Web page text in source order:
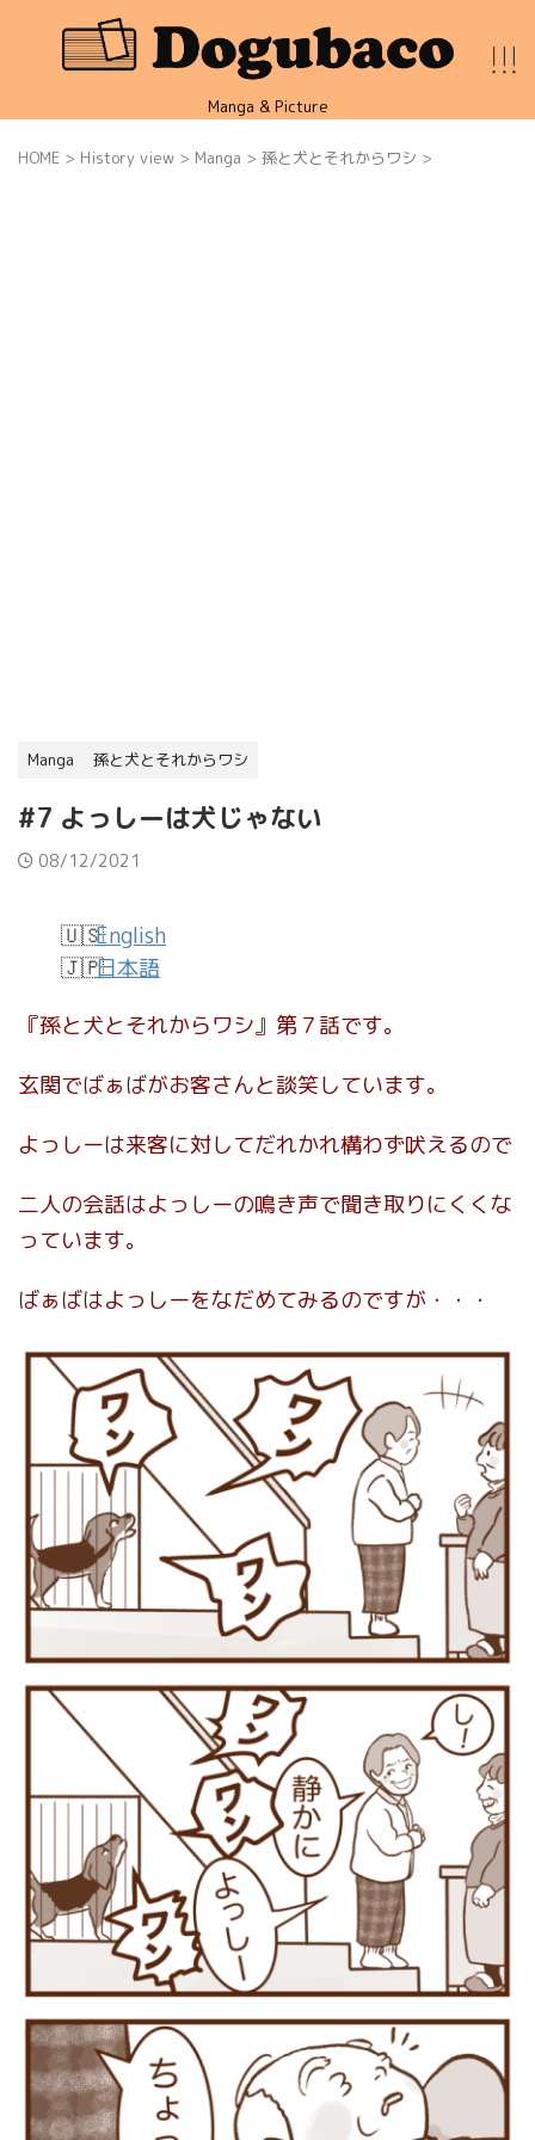
Manga & Picture
HOME > History view > Manga > 孫と犬とそれからワシ >
Manga 孫と犬とそれからワシ
#7 よっしーは犬じゃない
08/12/2021
English
日本語
『孫と犬とそれからワシ』第７話です。
玄関でばぁばがお客さんと談笑しています。
よっしーは来客に対してだれかれ構わず吠えるので
二人の会話はよっしーの鳴き声で聞き取りにくくな
っています。
ばぁばはよっしーをなだめてみるのですが・・・